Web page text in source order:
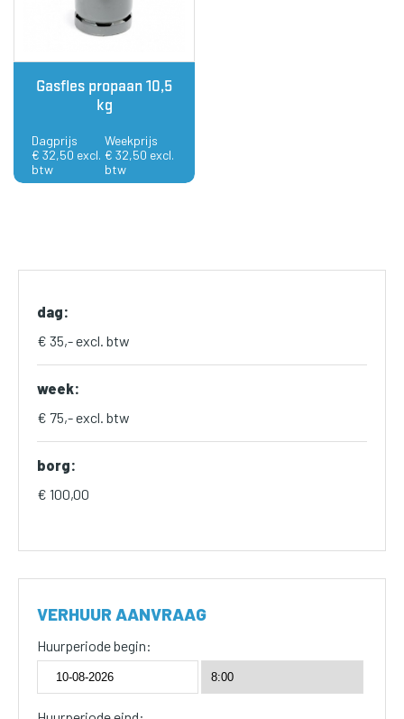
Gasfles propaan 10,5
kg
Dagprijs
€ 32,50 excl.
btw
Weekprijs
€ 32,50 excl.
btw
dag:
€ 35,- excl. btw
week:
€ 75,- excl. btw
borg:
€ 100,00
VERHUUR AANVRAAG
Huurperiode begin: